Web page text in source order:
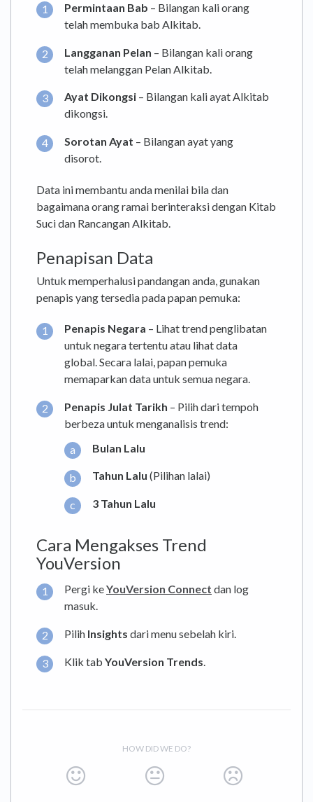
Permintaan Bab – Bilangan kali orang
telah membuka bab Alkitab.
Langganan Pelan – Bilangan kali orang
telah melanggan Pelan Alkitab.
Ayat Dikongsi – Bilangan kali ayat Alkitab
dikongsi.
Sorotan Ayat – Bilangan ayat yang
disorot.
Data ini membantu anda menilai bila dan
bagaimana orang ramai berinteraksi dengan Kitab
Suci dan Rancangan Alkitab.
Penapisan Data
Untuk memperhalusi pandangan anda, gunakan
penapis yang tersedia pada papan pemuka:
Penapis Negara – Lihat trend penglibatan
untuk negara tertentu atau lihat data
global. Secara lalai, papan pemuka
memaparkan data untuk semua negara.
Penapis Julat Tarikh – Pilih dari tempoh
berbeza untuk menganalisis trend:
Bulan Lalu
Tahun Lalu (Pilihan lalai)
3 Tahun Lalu
Cara Mengakses Trend
YouVersion
Pergi keYouVersion Connect dan log
masuk.
Pilih Insights dari menu sebelah kiri.
Klik tab YouVersion Trends
HOW DID WE DO?